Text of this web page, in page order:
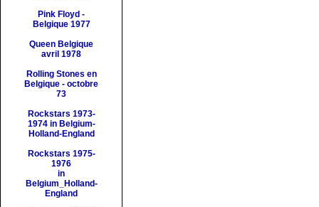
Pink Floyd -
Belgique 1977
Queen Belgique
avril 1978
Rolling Stones en
Belgique - octobre
73
Rockstars 1973-
1974 in Belgium-
Holland-England
Rockstars 1975-
1976
in
Belgium_Holland-
England